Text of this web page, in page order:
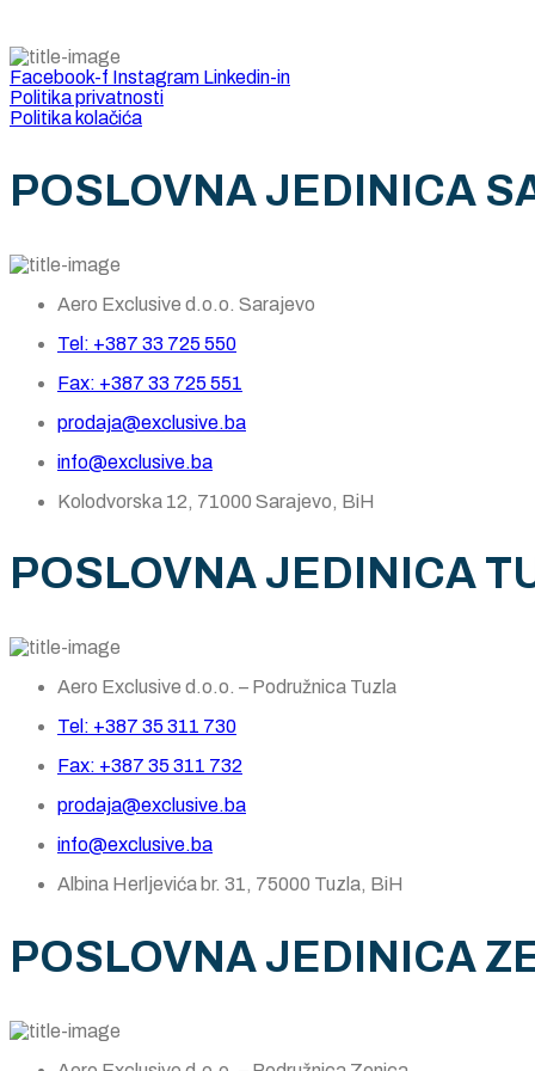
Facebook-f Instagram Linkedin-in
Politika privatnosti
Politika kolačića
POSLOVNA JEDINICA
Aero Exclusive d.o.o. Sarajevo
Tel: +387 33 725 550
Fax: +387 33 725 551
prodaja@exclusive.ba
info@exclusive.ba
Kolodvorska 12, 71000 Sarajevo, BiH
POSLOVNA JEDINICA
Aero Exclusive d.o.o. – Podružnica Tuzla
Tel: +387 35 311 730
Fax: +387 35 311 732
prodaja@exclusive.ba
info@exclusive.ba
Albina Herljevića br. 31, 75000 Tuzla, BiH
POSLOVNA JEDINICA